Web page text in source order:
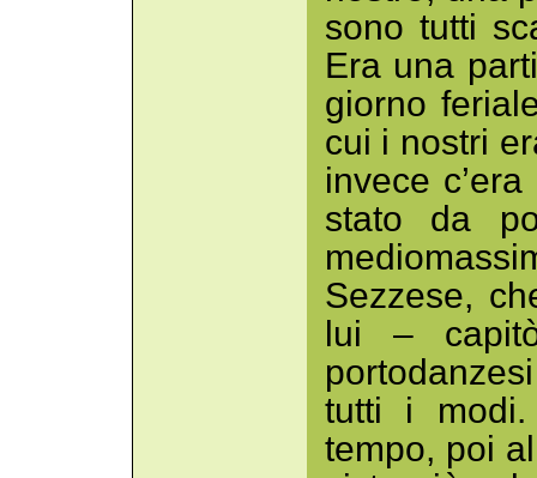
sono tutti
Era una
giorno
cui i nostri
invece
stato da
Sezzese,
lui –
tutti i
tempo, poi